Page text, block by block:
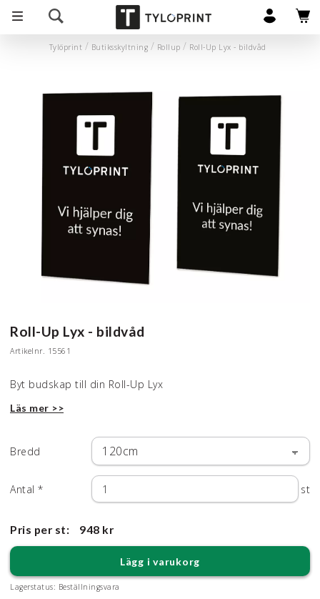
Tylöprint Butiksskyltning Rollup Roll-Up Lyx - bildvåd
Roll-Up Lyx - bildvåd
Artikelnr. 15561
Byt budskap till din Roll-Up Lyx
Läs mer >>
Bredd
Antal * st
Pris per st: 948 kr
Lägg i varukorg
Lagerstatus: Beställningsvara